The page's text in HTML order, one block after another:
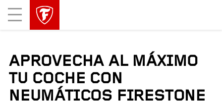
Mobile
Menu
APROVECHA AL MÁXIMO
TU COCHE CON
NEUMÁTICOS FIRESTONE